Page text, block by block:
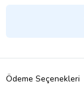
Ödeme Seçenekleri